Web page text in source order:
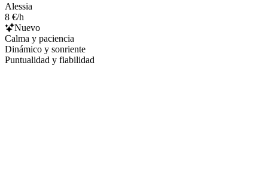
Alessia
8 €/h
Nuevo
Calma y paciencia
Dinámico y sonriente
Puntualidad y fiabilidad